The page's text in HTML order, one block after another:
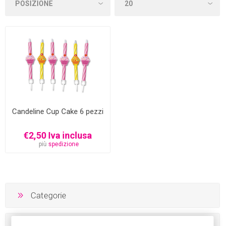
Candeline Cup Cake 6 pezzi
€2,50 Iva inclusa
più spedizione
Categorie